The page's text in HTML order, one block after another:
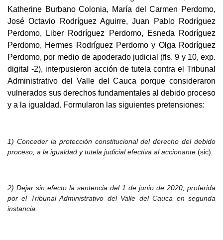
Katherine Burbano Colonia, María del Carmen Perdomo,
José Octavio Rodríguez Aguirre, Juan Pablo Rodríguez
Perdomo, Liber Rodríguez Perdomo, Esneda Rodríguez
Perdomo, Hermes Rodríguez Perdomo y Olga Rodríguez
Perdomo, por medio de apoderado judicial (fls. 9 y 10, exp.
digital -2), interpusieron acción de tutela contra el Tribunal
Administrativo del Valle del Cauca porque consideraron
vulnerados sus derechos fundamentales al debido proceso
y a la igualdad. Formularon las siguientes pretensiones:
1) Conceder la protección constitucional del derecho del debido
proceso, a la igualdad y tutela judicial efectiva al accionante (sic)
2) Dejar sin efecto la sentencia del 1 de junio de 2020, proferida
por el Tribunal Administrativo del Valle del Cauca en segunda
instancia.